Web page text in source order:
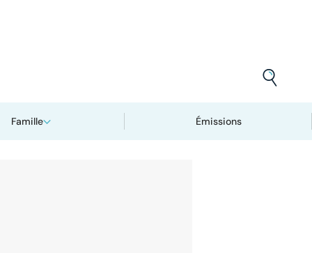
Famille Émissions